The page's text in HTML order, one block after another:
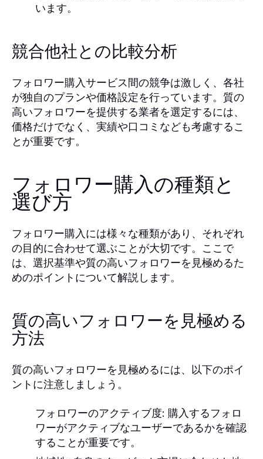
います。
競合他社との比較分析
フォロワー購入サービス間の競争は激しく、各社
が独自のプランや価格設定を行っています。質の
高いフォロワーを提供する業者を選定するには、
価格だけでなく、実績や口コミなども考慮するこ
とが重要です。
フォロワー購入の種類と
選び方
フォロワー購入には様々な種類があり、それぞれ
の目的に合わせて選ぶことが大切です。ここで
は、選択基準や質の高いフォロワーを見極めるた
めのポイントについて解説します。
質の高いフォロワーを見極める
方法
質の高いフォロワーを見極めるには、以下のポイ
ントに注意しましょう。
フォロワーのアクティブ度: 購入するフォロ
ワーがアクティブなユーザーであるかを確認
することが重要です。